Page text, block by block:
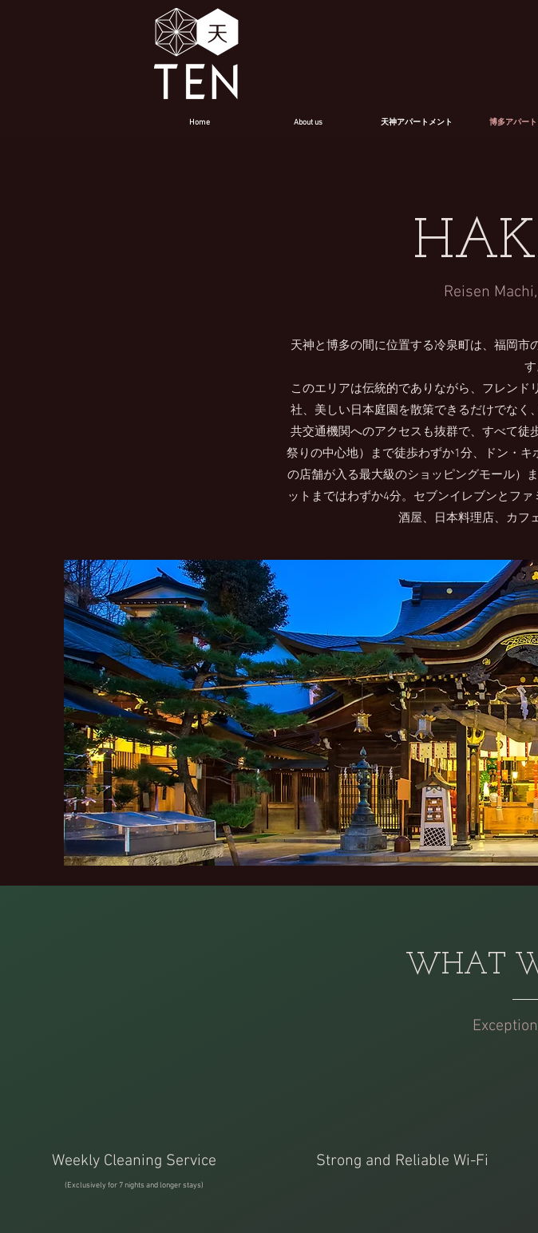
Home About us 天神アパートメント 博多アパート
Reisen
天神と博多の間に位置する冷泉町は、福岡
す
このエリアは伝統的でありながら、フレン
社、美しい日本庭園を散策できるだけでなく
共交通機関へのアクセスも抜群で、すべて
祭りの中心地）まで徒歩わずか1分、ドン・
の店舗が入る最大級のショッピングモール）
ットまではわずか4分。セブンイレブンとフ
酒屋、日本料理店、カフ
WHAT
Weekly Cleaning Service
(Exclusively for 7 nights and longer stays)
Strong and Reliable Wi-Fi